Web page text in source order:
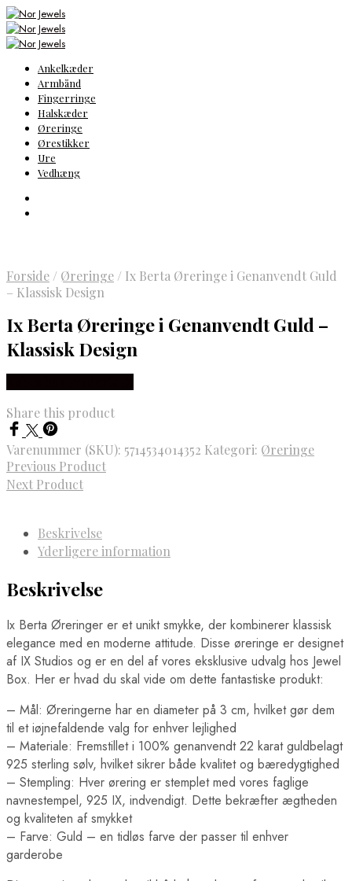
Ankelkæder
Armbånd
Fingerringe
Halskæder
Øreringe
Ørestikker
Ure
Vedhæng
Forside / Øreringe / Ix Berta Øreringe i Genanvendt Guld
– Klassisk Design
Ix Berta Øreringe i Genanvendt Guld –
Klassisk Design
Share this product
Varenummer (SKU): 5714534014352 Kategori: Øreringe
Previous Product
Next Product
Beskrivelse
Yderligere information
Beskrivelse
Ix Berta Øreringer er et unikt smykke, der kombinerer klassisk
elegance med en moderne attitude. Disse øreringe er designet
af IX Studios og er en del af vores eksklusive udvalg hos Jewel
Box. Her er hvad du skal vide om dette fantastiske produkt:
– Mål: Øreringerne har en diameter på 3 cm, hvilket gør dem
til et iøjnefaldende valg for enhver lejlighed
– Materiale: Fremstillet i 100% genanvendt 22 karat guldbelagt
925 sterling sølv, hvilket sikrer både kvalitet og bæredygtighed
– Stempling: Hver ørering er stemplet med vores faglige
navnestempel, 925 IX, indvendigt. Dette bekræfter ægtheden
og kvaliteten af smykket
– Farve: Guld – en tidløs farve der passer til enhver
garderobe